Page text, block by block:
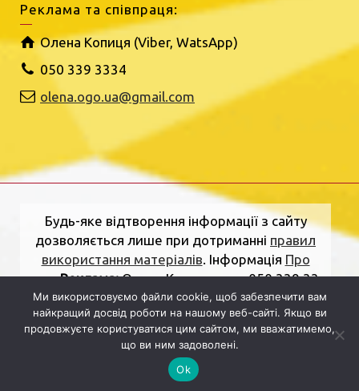
Реклама та співпраця:
Олена Копиця (Viber, WatsApp)
050 339 3334
olena.ogo.ua@gmail.com
Будь-яке відтворення інформації з сайту
дозволяється лише при дотриманні правил
використання матеріалів . Інформація Про
нас.Реклама:Олена Копиця, тел. 050 339 33
34
olena.ogo.ua@gmail.com.Адреса
редакції:вулиця Шкільна, 2, Рівне, Рівненська
область, 33000.Електронна пошта:
dolj.ogo@gmail.com
Ми використовуємо файли cookie, щоб забезпечити вам
найкращий досвід роботи на нашому веб-сайті. Якщо ви
продовжуєте користуватися цим сайтом, ми вважатимемо,
що ви ним задоволені.
Ok